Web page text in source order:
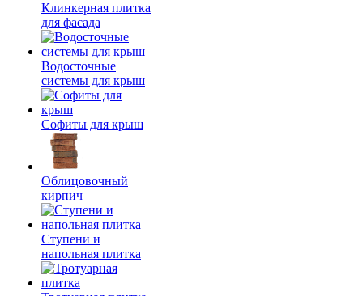
Клинкерная плитка
для фасада
Водосточные
системы для крыш
Софиты для крыш
Облицовочный
кирпич
Ступени и
напольная плитка